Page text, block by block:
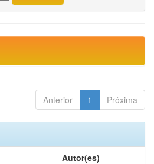
Anterior 1 Próxima
Autor(es)